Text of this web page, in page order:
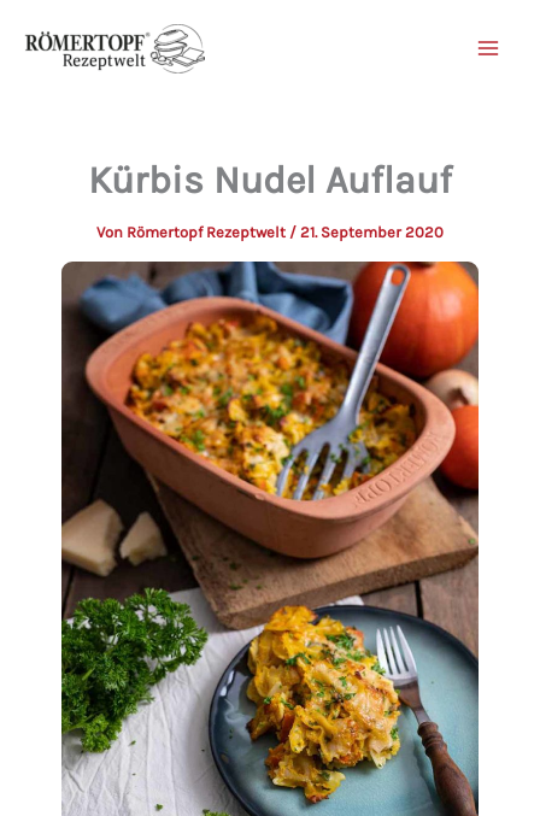
Inhalt
Kürbis Nudel Auflauf
Von Römertopf Rezeptwelt / 21. September 2020